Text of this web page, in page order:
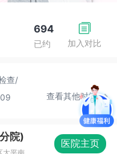
加入对比
694
已约
查/
查看其他时间
院)
医院主页